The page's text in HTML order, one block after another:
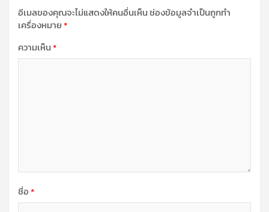
อีเมลของคุณจะไม่แสดงให้คนอื่นเห็นช่องข้อมูลจำเป็นถูกทำ
เครื่องหมาย*
ความเห็น*
ชื่อ*